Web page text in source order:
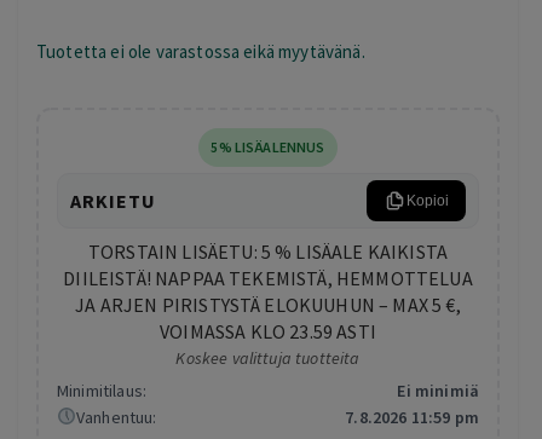
Tuotetta ei ole varastossa eikä myytävänä.
5% LISÄALENNUS
ARKIETU Kopioi
TORSTAIN LISÄETU: 5 % LISÄALE KAIKISTA
DIILEISTÄ! NAPPAA TEKEMISTÄ, HEMMOTTELUA
JA ARJEN PIRISTYSTÄ ELOKUUHUN – MAX 5 €,
VOIMASSA KLO 23.59 ASTI
Koskee valittuja tuotteita
Minimitilaus:
Ei minimiä
Vanhentuu:
7.8.2026 11:59 pm